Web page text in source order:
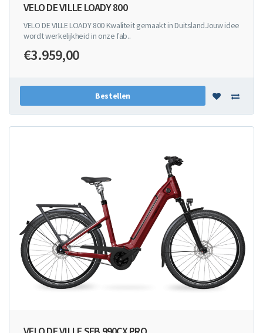
VELO DE VILLE LOADY 800
VELO DE VILLE LOADY 800 Kwaliteit gemaakt in DuitslandJouw idee
wordt werkelijkheid in onze fab..
€3.959,00
Bestellen